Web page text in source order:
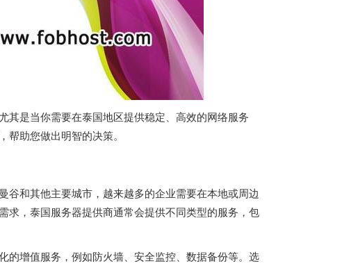
其是当你需要在泰国地区提供稳定、高效的网络服务
帮助您做出明智的决策。
和其他主要城市，越来越多的企业需要在本地或周边
求， 泰国服务器提供商通常会提供不同类型的服务，包
的增值服务，例如防火墙、安全监控、数据备份等。选